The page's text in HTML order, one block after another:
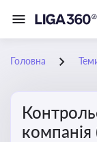
Головна
компанія